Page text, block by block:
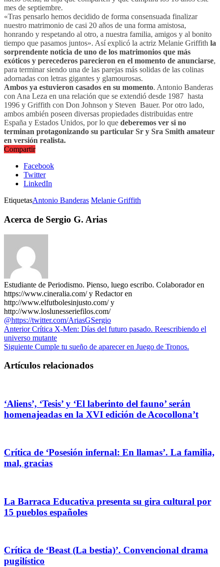
mes de septiembre.
«Tras pensarlo hemos decidido de forma consensuada finalizar
nuestro matrimonio de casi 20 años de una forma amistosa,
honrando y respetando al otro, a nuestra familia, amigos y al bonito
tiempo que pasamos juntos». Así explicó la actriz Melanie Griffith la
sorprendente noticia de uno de los matrimonios que más
exóticos y perecederos parecieron en el momento de anunciarse,
para terminar siendo una de las parejas más solidas de las colinas
adornadas con letras gigantes y glamourosas.
Ambos ya estuvieron casados en su momento. Antonio Banderas
con Ana Leza en una relación que se extendió desde 1987 hasta
1996 y Griffith con Don Johnson y Steven Bauer. Por otro lado,
ambos ambién poseen diversas propiedades distribuidas entre
España y Estados Unidos, por lo que deberemos ver si no
terminan protagonizando su particular Sr y Sra Smith amateur
en versión realista.
Compartir
Facebook
Twitter
LinkedIn
EtiquetasAntonio Banderas Melanie Griffith
Acerca de Sergio G. Arias
Estudiante de Periodismo. Pienso, luego escribo. Colaborador en
https://www.cineralia.com/ y Redactor en
http://www.elfutbolesinjusto.com/ y
http://www.loslunesseriefilos.com/
@https://twitter.com/AriasGSergio
AnteriorCrítica X-Men: Días del futuro pasado. Reescribiendo el
universo mutante
Siguiente Cumple tu sueño de aparecer en Juego de Tronos.
Artículos relacionados
‘Aliens’, ‘Tesis’ y ‘El laberinto del fauno’ serán
homenajeadas en la XVI edición de Acocollona’t
Crítica de ‘Posesión infernal: En llamas’. La familia,
mal, gracias
La Barraca Educativa presenta su gira cultural por
15 pueblos españoles
Crítica de ‘Beast (La bestia)’. Convencional drama
pugilístico